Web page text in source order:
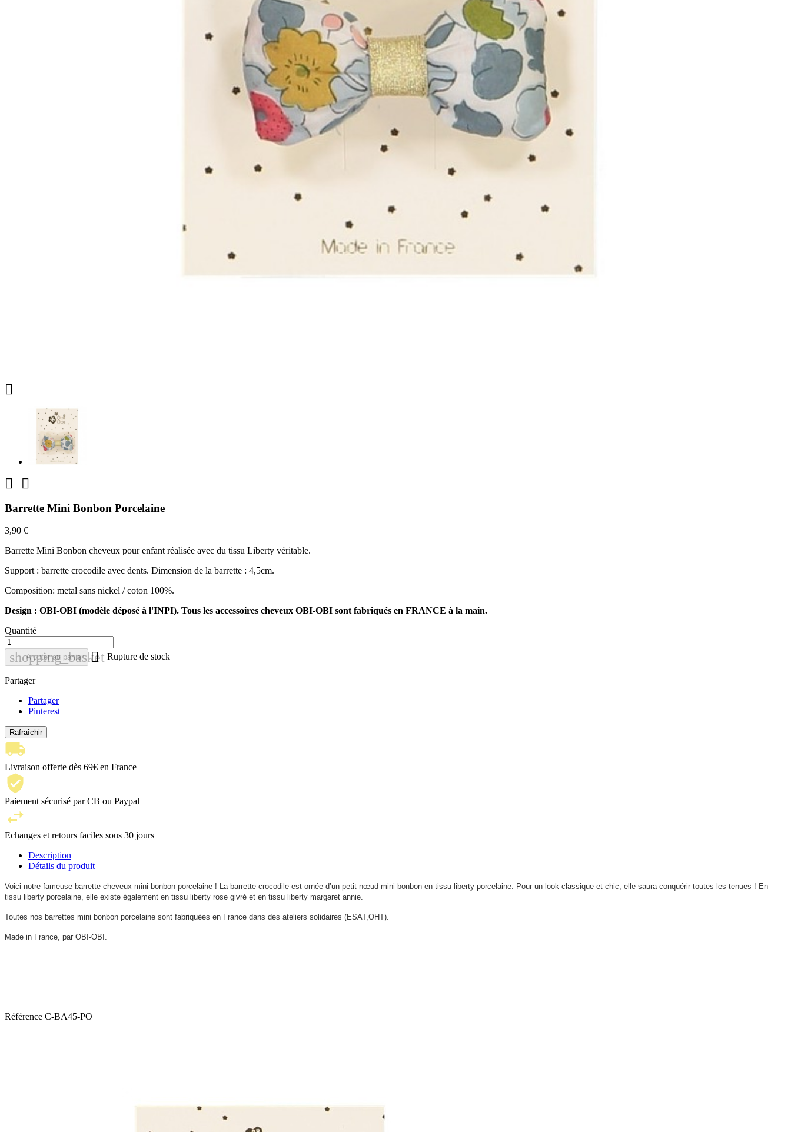

 
Barrette Mini Bonbon Porcelaine
3,90 €
Barrette Mini Bonbon cheveux pour enfant réalisée avec du tissu Liberty véritable.
Support : barrette crocodile avec dents. Dimension de la barrette : 4,5cm.
Composition: metal sans nickel / coton 100%.
Design : OBI-OBI (modèle déposé à l'INPI). Tous les accessoires cheveux OBI-OBI sont fabriqués en FRANCE à la main.
Quantité
shopping_basket
Ajouter au panier  Rupture de stock
Partager
Partager
Pinterest
Livraison offerte dès 69€ en France
Paiement sécurisé par CB ou Paypal
Echanges et retours faciles sous 30 jours
Description
Détails du produit
Voici notre fameuse barrette cheveux mini-bonbon porcelaine ! La barrette crocodile est ornée d’un petit nœud mini bonbon en tissu liberty porcelaine. Pour un look classique et chic, elle saura conquérir toutes les tenues ! En
tissu liberty porcelaine, elle existe également en tissu liberty rose givré et en tissu liberty margaret annie.
Toutes nos barrettes mini bonbon porcelaine sont fabriquées en France dans des ateliers solidaires (ESAT,OHT).
Made in France, par OBI-OBI.
Référence C-BA45-PO